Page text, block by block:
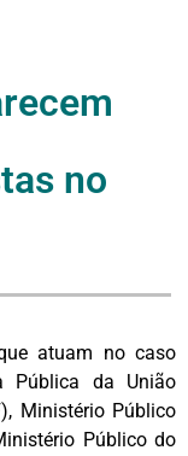
no
atuam no caso
Pública da União
Ministério Público
Público do